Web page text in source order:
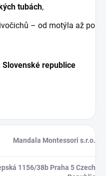
tubách,
– od motýla až po
Slovenské republice
Mandala Montessori s.r.o.
1156/38b Praha 5 Czech